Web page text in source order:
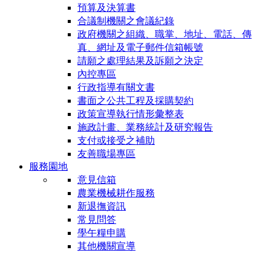
預算及決算書
合議制機關之會議紀錄
政府機關之組織、職掌、地址、電話、傳
真、網址及電子郵件信箱帳號
請願之處理結果及訴願之決定
內控專區
行政指導有關文書
書面之公共工程及採購契約
政策宣導執行情形彙整表
施政計畫、業務統計及研究報告
支付或接受之補助
友善職場專區
服務園地
意見信箱
農業機械耕作服務
新退撫資訊
常見問答
學午糧申購
其他機關宣導